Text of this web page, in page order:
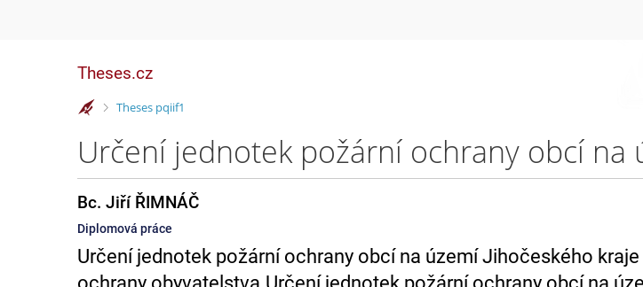
Theses.cz
>
Theses pqiif1
Bc. Jiří ŘIMNÁČ
Diplomová práce
Určení jednotek požární ochrany obcí na území Jihočeského